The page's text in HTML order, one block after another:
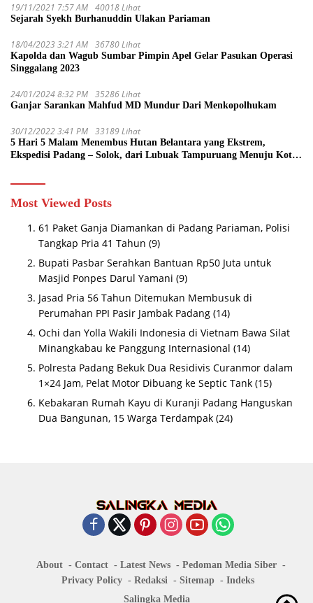
19/11/2021 7:57 AM 40018 Lihat
Sejarah Syekh Burhanuddin Ulakan Pariaman
18/04/2023 3:21 AM 36780 Lihat
Kapolda dan Wagub Sumbar Pimpin Apel Gelar Pasukan Operasi
Singgalang 2023
24/01/2024 8:32 PM 35286 Lihat
Ganjar Sarankan Mahfud MD Mundur Dari Menkopolhukam
30/12/2022 3:41 PM 33189 Lihat
5 Hari 5 Malam Menembus Hutan Belantara yang Ekstrem,
Ekspedisi Padang – Solok, dari Lubuak Tampuruang Menuju Koto
Most Viewed Posts
61 Paket Ganja Diamankan di Padang Pariaman, Polisi
Tangkap Pria 41 Tahun (9)
Bupati Pasbar Serahkan Bantuan Rp50 Juta untuk
Masjid Ponpes Darul Yamani (9)
Jasad Pria 56 Tahun Ditemukan Membusuk di
Perumahan PPI Pasir Jambak Padang (14)
Ochi dan Yolla Wakili Indonesia di Vietnam Bawa Silat
Minangkabau ke Panggung Internasional (14)
Polresta Padang Bekuk Dua Residivis Curanmor dalam
1×24 Jam, Pelat Motor Dibuang ke Septic Tank (15)
Kebakaran Rumah Kayu di Kuranji Padang Hanguskan
Dua Bangunan, 15 Warga Terdampak (24)
About Contact Latest News
Pedoman Media Siber
Privacy Policy
Redaksi Sitemap
Indeks
Salingka Media